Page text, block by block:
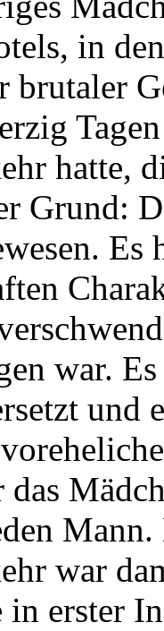
in
brutaler
hatte,
Grund:
Es
war.
und
Mann.
war
in erster